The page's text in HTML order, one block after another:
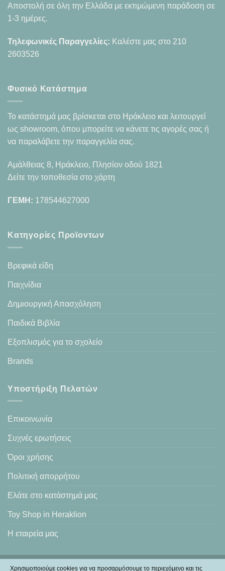
Αποστολή σε όλη την Ελλάδα με εκτιμώμενη παράδοση σε
1-3 ημέρες.
Τηλεφωνικές Παραγγελίες: Καλέστε μας στο 210
2603526
Φυσικό Κατάστημα
Το κατάστημά μας βρίσκεται στο Ηράκλειο και λειτουργεί
ως showroom, όπου μπορείτε να κάνετε τις αγορές σας ή
να παραλάβετε την παραγγελία σας.
Αμάλθειας 8, Ηράκλειο, Πλησίον οδού 1821
Δείτε την τοποθεσία στο χάρτη
ΓΕΜΗ: 178544627000
Κατηγορίες Προϊοντων
Βρεφικά είδη
Παιχνίδια
Δημιουργική Απασχόληση
Παιδικά Βιβλία
Εξοπλισμός για το σχολείο
Brands
Υποστήριξη Πελατών
Επικοινωνία
Συχνές ερωτήσεις
Όροι χρήσης
Πολιτική απορρήτου
Ελάτε στο κατάστημά μας
Toy Shop in Heraklion
Η εταιρεία μας
Χρησιμοποιούμε cookies για να προσαρμόσουμε το περιεχόμενο και τις